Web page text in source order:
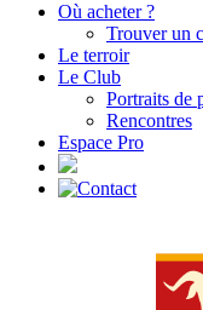
Où acheter ?
Trouver un
Le terroir
Le Club
Portraits de
Rencontres
Espace Pro